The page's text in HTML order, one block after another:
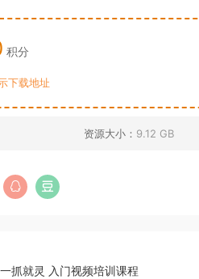
积分
下载地址
资源大小： 9.12 GB
抓就灵 入门视频培训课程